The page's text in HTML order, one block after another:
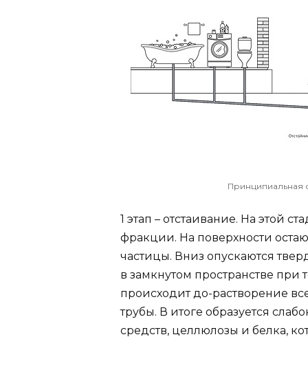
Принципиальная
1 этап – отстаивание. На этой
фракции. На поверхности
частицы. Вниз опускаются
в замкнутом пространстве при
происходит до-растворение
трубы. В итоге образуется
средств, целлюлозы и белка,